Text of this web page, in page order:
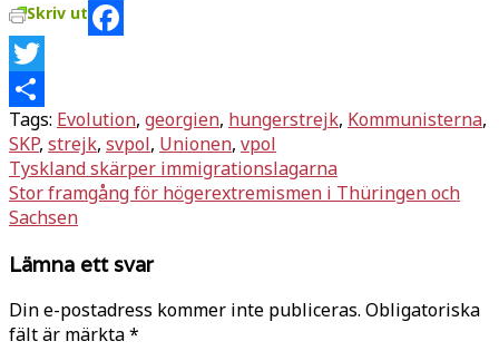
Skriv ut
Facebook
Twitter
Dela
Tags: Evolution, georgien, hungerstrejk, Kommunisterna,
SKP, strejk, svpol, Unionen, vpol
Inläggsnavigering
Tyskland skärper immigrationslagarna
Stor framgång för högerextremismen i Thüringen och
Sachsen
Lämna ett svar
Din e-postadress kommer inte publiceras. Obligatoriska
fält är märkta*